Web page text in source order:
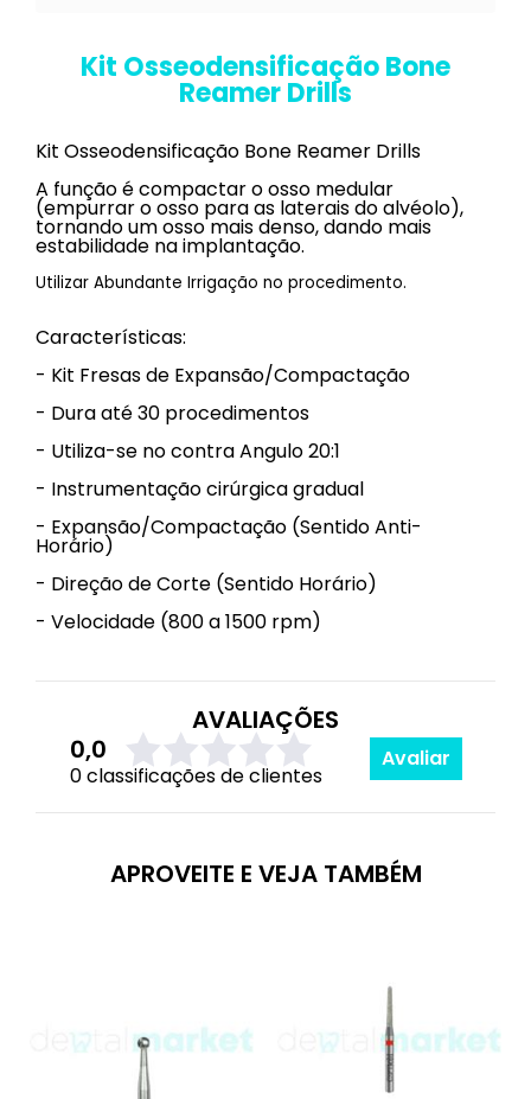
Kit Osseodensificação Bone
Reamer Drills
Kit Osseodensificação Bone Reamer Drills
A função é compactar o osso medular
(empurrar o osso para as laterais do alvéolo),
tornando um osso mais denso, dando mais
estabilidade na implantação.
Utilizar Abundante Irrigação no procedimento.
Características:
- Kit Fresas de Expansão/Compactação
- Dura até 30 procedimentos
- Utiliza-se no contra Angulo 20:1
- Instrumentação cirúrgica gradual
- Expansão/Compactação (Sentido Anti-
Horário)
- Direção de Corte (Sentido Horário)
- Velocidade (800 a 1500 rpm)
AVALIAÇÕES
0,0
0 classificações de clientes
Avaliar
APROVEITE E VEJA TAMBÉM